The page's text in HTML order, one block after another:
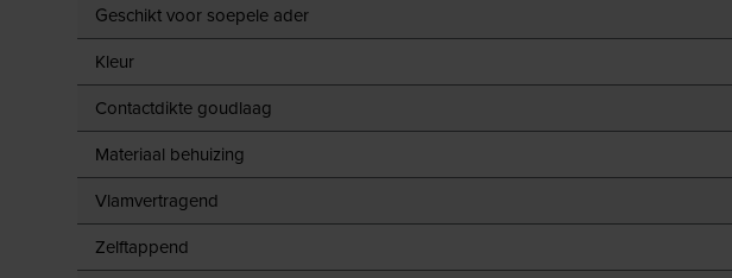
Geschikt voor soepele ader
Kleur
Contactdikte goudlaag
Materiaal behuizing
Vlamvertragend
Zelftappend